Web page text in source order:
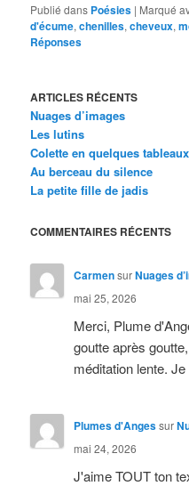
Publié dans Poésies | Marqué
d'écume,chenilles,cheveux,
Réponses
ARTICLES RÉCENTS
Nuages d’images
Les lutins
Colette en quelques tableaux
Au berceau du silence
La petite fille de jadis
COMMENTAIRES RÉCENTS
CarmensurNuages
mai 25, 2026
Merci, Plume
goutte après
méditation lente.
Plumes d'Angessur
mai 24, 2026
J'aime TOUT ton